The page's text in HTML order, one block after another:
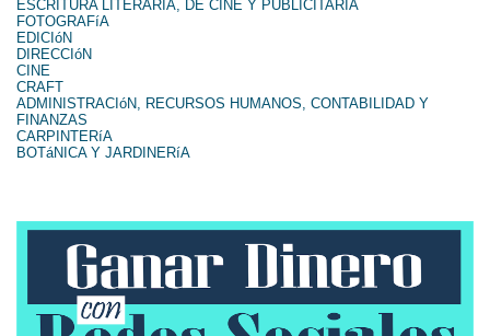
ESCRITURA LITERARIA, DE CINE Y PUBLICITARIA
FOTOGRAFíA
EDICIóN
DIRECCIóN
CINE
CRAFT
ADMINISTRACIóN, RECURSOS HUMANOS, CONTABILIDAD Y
FINANZAS
CARPINTERíA
BOTáNICA Y JARDINERíA